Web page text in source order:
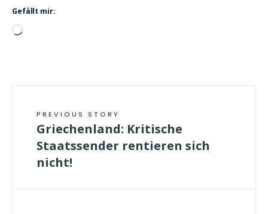
Gefällt mir:
Wird
PREVIOUS STORY
Griechenland: Kritische
Staatssender rentieren sich
nicht!